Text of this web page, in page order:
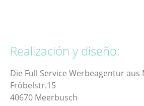
Realización y diseño:
Die Full Service Werbeagentur aus
Fröbelstr.15
40670 Meerbusch